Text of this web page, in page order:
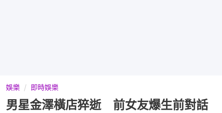
娛樂 即時娛樂
男星金澤橫店猝逝 前女友爆生前對話